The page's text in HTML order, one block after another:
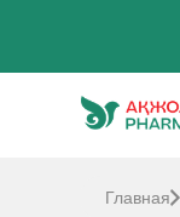
Главная